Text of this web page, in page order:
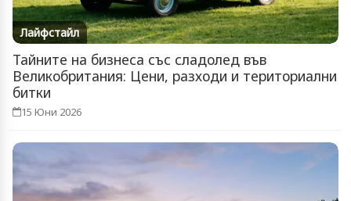
Лайфстайл
Тайните на бизнеса със сладолед във
Великобритания: Цени, разходи и териториални
битки
15 Юни 2026